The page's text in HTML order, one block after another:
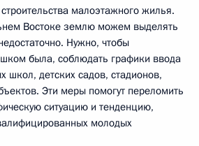
малоэтажного жилья.
Востоке землю можем выделять
Нужно, чтобы
была, соблюдать графики ввода
школ, детских садов, стадионов,
Эти меры помогут переломить
ситуацию и тенденцию,
молодых